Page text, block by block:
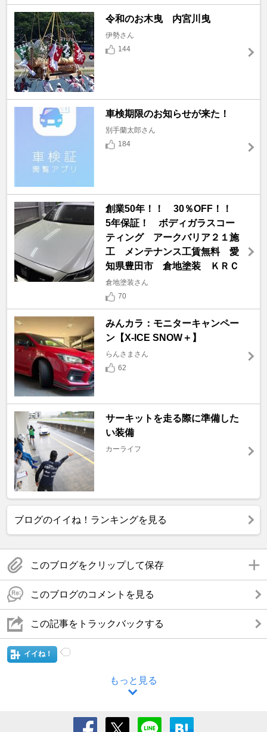
令和のお木曳 内宮川曳
伊勢さん
144
車検期限のお知らせが来た！
別手蘭太郎さん
184
創業50年！！ 30％OFF！！
5年保証！ ボディガラスコー
ティング アークバリア２１施
工 メンテナンス工賃無料 愛
知県豊田市 倉地塗装 ＫＲＣ
倉地塗装さん
70
みんカラ：モニターキャンペー
ン【X-ICE SNOW＋】
らんさまさん
62
サーキットを走る際に準備した
い装備
カーライフ
ブログのイイね！ランキングを見る
このブログをクリップして保存
このブログのコメントを見る
この記事をトラックバックする
イイね！
もっと見る